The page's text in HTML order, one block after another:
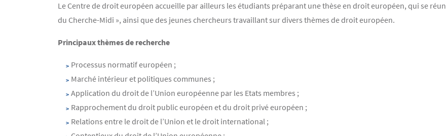
Le Centre de droit européen accueille par ailleurs les étudiants préparant une thèse en droit européen, qui se
du Cherche-Midi », ainsi que des jeunes chercheurs travaillant sur divers thèmes de droit européen.
Principaux thèmes de recherche
Processus normatif européen ;
Marché intérieur et politiques communes ;
Application du droit de l’Union européenne par les Etats membres ;
Rapprochement du droit public européen et du droit privé européen ;
Relations entre le droit de l’Union et le droit international ;